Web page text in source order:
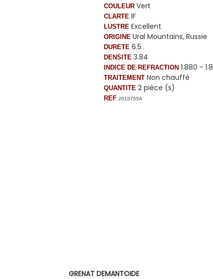
COULEUR Vert
CLARTE IF
LUSTRE Excellent
ORIGINE Ural Mountains, Russie
DURETE 6.5
DENSITE 3.84
INDICE DE REFRACTION 1.880 -
TRAITEMENT Non chauffé
QUANTITE 2 pièce (s)
REF 2010755A
GRENAT DEMANTOIDE